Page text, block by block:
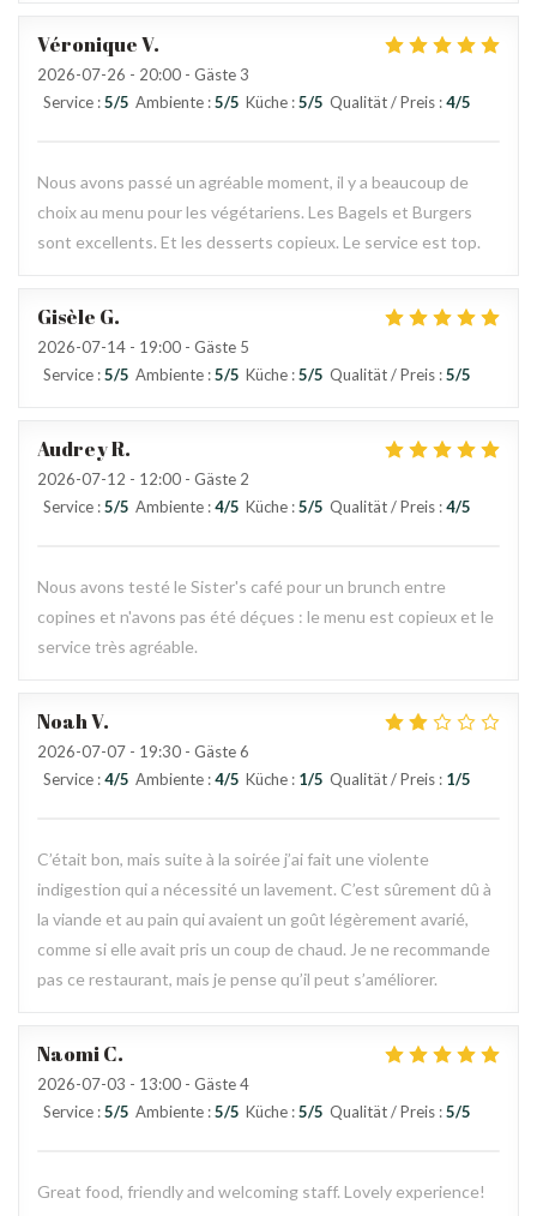
VéroniqueV
2026-07-26 - 20:00 - Gäste 3
Service :5/5 Ambiente :5/5 Küche :5/5 Qualität / Preis :4/5
Nous avons passé un agréable moment, il y a beaucoup de
choix au menu pour les végétariens. Les Bagels et Burgers
sont excellents. Et les desserts copieux. Le service est top.
Gisèle G
2026-07-14 - 19:00 - Gäste 5
Service :5/5 Ambiente :5/5 Küche :5/5 Qualität / Preis :5/5
AudreyR
2026-07-12 - 12:00 - Gäste 2
Service :5/5 Ambiente :4/5 Küche :5/5 Qualität / Preis :4/5
Nous avons testé le Sister's café pour un brunch entre
copines et n'avons pas été déçues : le menu est copieux et le
service très agréable.
NoahV
2026-07-07 - 19:30 - Gäste 6
Service :4/5 Ambiente :4/5 Küche : 1/5 Qualität / Preis : 1/5
C’était bon, mais suite à la soirée j’ai fait une violente
indigestion qui a nécessité un lavement. C’est sûrement dû à
la viande et au pain qui avaient un goût légèrement avarié,
comme si elle avait pris un coup de chaud. Je ne recommande
pas ce restaurant, mais je pense qu’il peut s’améliorer.
NaomiC
2026-07-03 - 13:00 - Gäste 4
Service :5/5 Ambiente :5/5 Küche :5/5 Qualität / Preis :5/5
Great food, friendly and welcoming staff. Lovely experience!